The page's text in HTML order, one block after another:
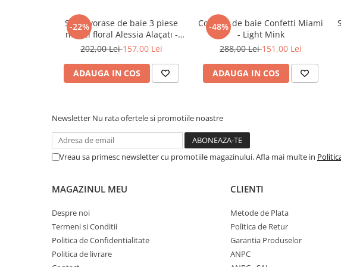
inadvertente sau specificații modificate de producător fără preaviz.
Calitate Garantată:
Garantăm că acest produs este 100% original, oferindu-ți siguranța unei
* Antistatic, absorbant și ușor de întreținut * Suport anti-alunecare pentru
sau spumă de detergent * Produs original, calitate garantată
-22%
Set covorase de baie 3 piese
model floral Alessia Alaçatı -
Brown
202,00 Lei157,00 Lei
ADAUGA IN COS
-48%
Covoras de baie Confetti Miami
- Light Mink
288,00 Lei151,00 Lei
ADAUGA IN COS
Newsletter Nu rata ofertele si promotiile noastre
Vreau sa primesc newsletter cu promotiile magazinului. Afla mai multe in
MAGAZINUL MEU
Despre noi
Termeni si Conditii
Politica de Confidentialitate
Politica de livrare
CLIENTI
Metode de Plata
Politica de Retur
Garantia Produselor
ANPC